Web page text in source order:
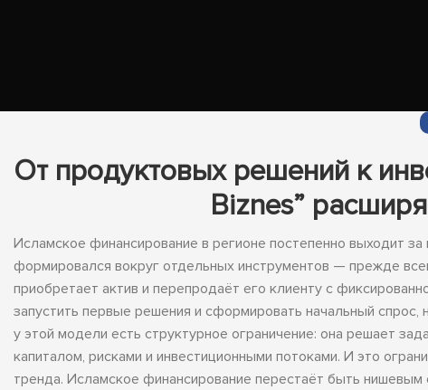
От продуктовых решений к
Biznes”
Исламское финансирование в регионе постепенно выходит
формировался вокруг отдельных инструментов — прежде
приобретает актив и перепродаёт его клиенту с
запустить первые решения и сформировать начальный
у этой модели есть структурное ограничение: она решает
капиталом, рисками и инвестиционными потоками. И это
тренда. Исламское финансирование перестаёт быть